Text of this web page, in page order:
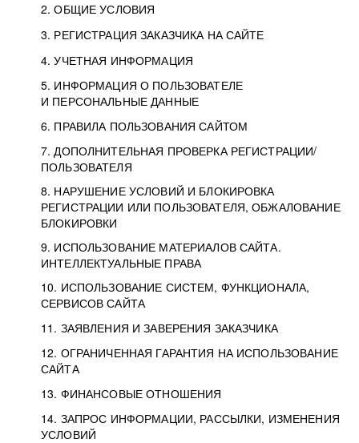
2. ОБЩИЕ УСЛОВИЯ
3. РЕГИСТРАЦИЯ ЗАКАЗЧИКА НА САЙТЕ
4. УЧЕТНАЯ ИНФОРМАЦИЯ
5. ИНФОРМАЦИЯ О ПОЛЬЗОВАТЕЛЕ
И ПЕРСОНАЛЬНЫЕ ДАННЫЕ
6. ПРАВИЛА ПОЛЬЗОВАНИЯ САЙТОМ
7. ДОПОЛНИТЕЛЬНАЯ ПРОВЕРКА РЕГИСТРАЦИИ/
ПОЛЬЗОВАТЕЛЯ
8. НАРУШЕНИЕ УСЛОВИЙ И БЛОКИРОВКА
РЕГИСТРАЦИИ ИЛИ ПОЛЬЗОВАТЕЛЯ, ОБЖАЛОВАНИЕ
БЛОКИРОВКИ
9. ИСПОЛЬЗОВАНИЕ МАТЕРИАЛОВ САЙТА.
ИНТЕЛЛЕКТУАЛЬНЫЕ ПРАВА
10. ИСПОЛЬЗОВАНИЕ СИСТЕМ, ФУНКЦИОНАЛА,
СЕРВИСОВ САЙТА
11. ЗАЯВЛЕНИЯ И ЗАВЕРЕНИЯ ЗАКАЗЧИКА
12. ОГРАНИЧЕННАЯ ГАРАНТИЯ НА ИСПОЛЬЗОВАНИЕ
САЙТА
13. ФИНАНСОВЫЕ ОТНОШЕНИЯ
14. ЗАПРОС ИНФОРМАЦИИ, РАССЫЛКИ, ИЗМЕНЕНИЯ
УСЛОВИЙ